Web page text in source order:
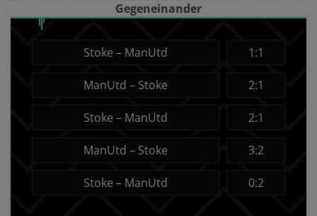
Gegeneinander
Stoke – ManUtd 1:1
ManUtd – Stoke 2:1
Stoke – ManUtd 2:1
ManUtd – Stoke 3:2
Stoke – ManUtd 0:2